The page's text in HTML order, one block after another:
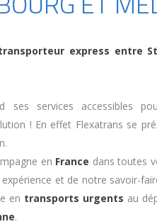
express entre
services accessibles
! En effet Flexatrans se
en France dans toutes
et de notre savoir-
en transports urgents au
.